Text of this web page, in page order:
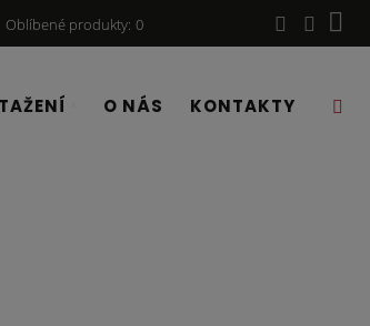
Oblíbené produkty 0
O NÁS KONTAKTY